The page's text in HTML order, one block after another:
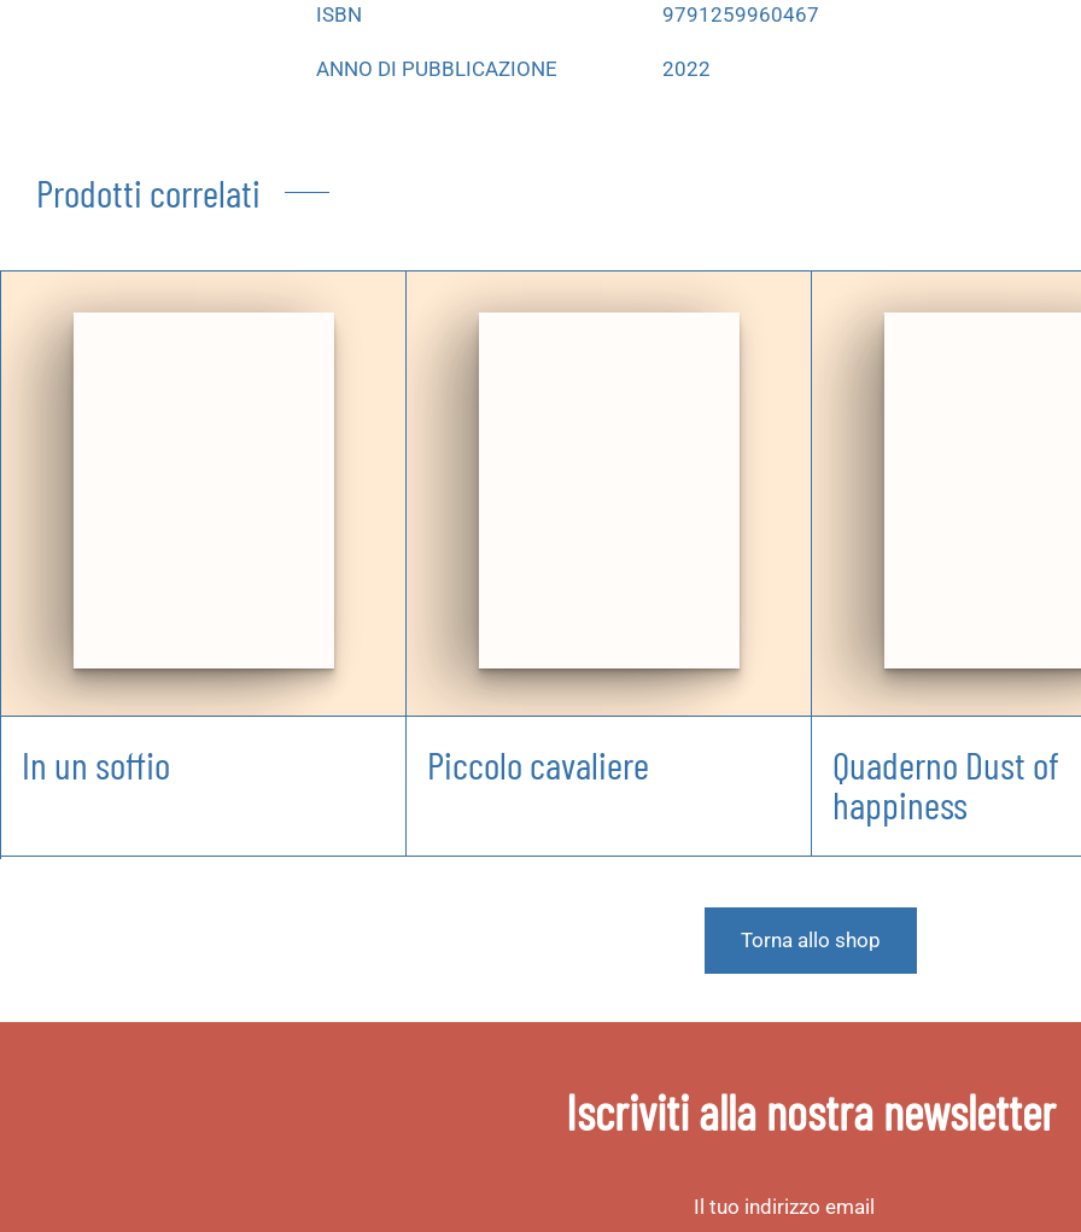
ISBN 9791259960467
ANNO DI PUBBLICAZIONE 2022
Prodotti correlati
In un soffio Piccolo cavaliere
Quaderno Dust of
happiness
Torna allo shop
Iscriviti alla nostra newsletter